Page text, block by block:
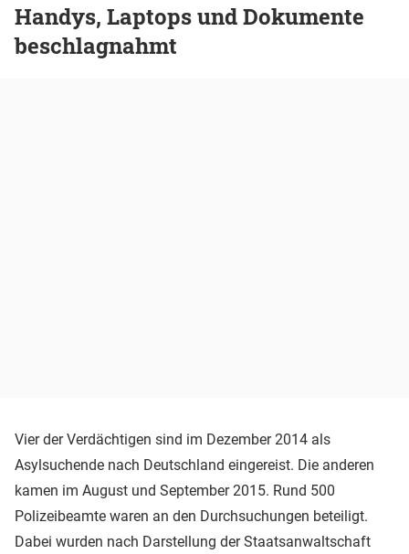
Handys, Laptops und Dokumente
beschlagnahmt
Vier der Verdächtigen sind im Dezember 2014 als
Asylsuchende nach Deutschland eingereist. Die anderen
kamen im August und September 2015. Rund 500
Polizeibeamte waren an den Durchsuchungen beteiligt.
Dabei wurden nach Darstellung der Staatsanwaltschaft